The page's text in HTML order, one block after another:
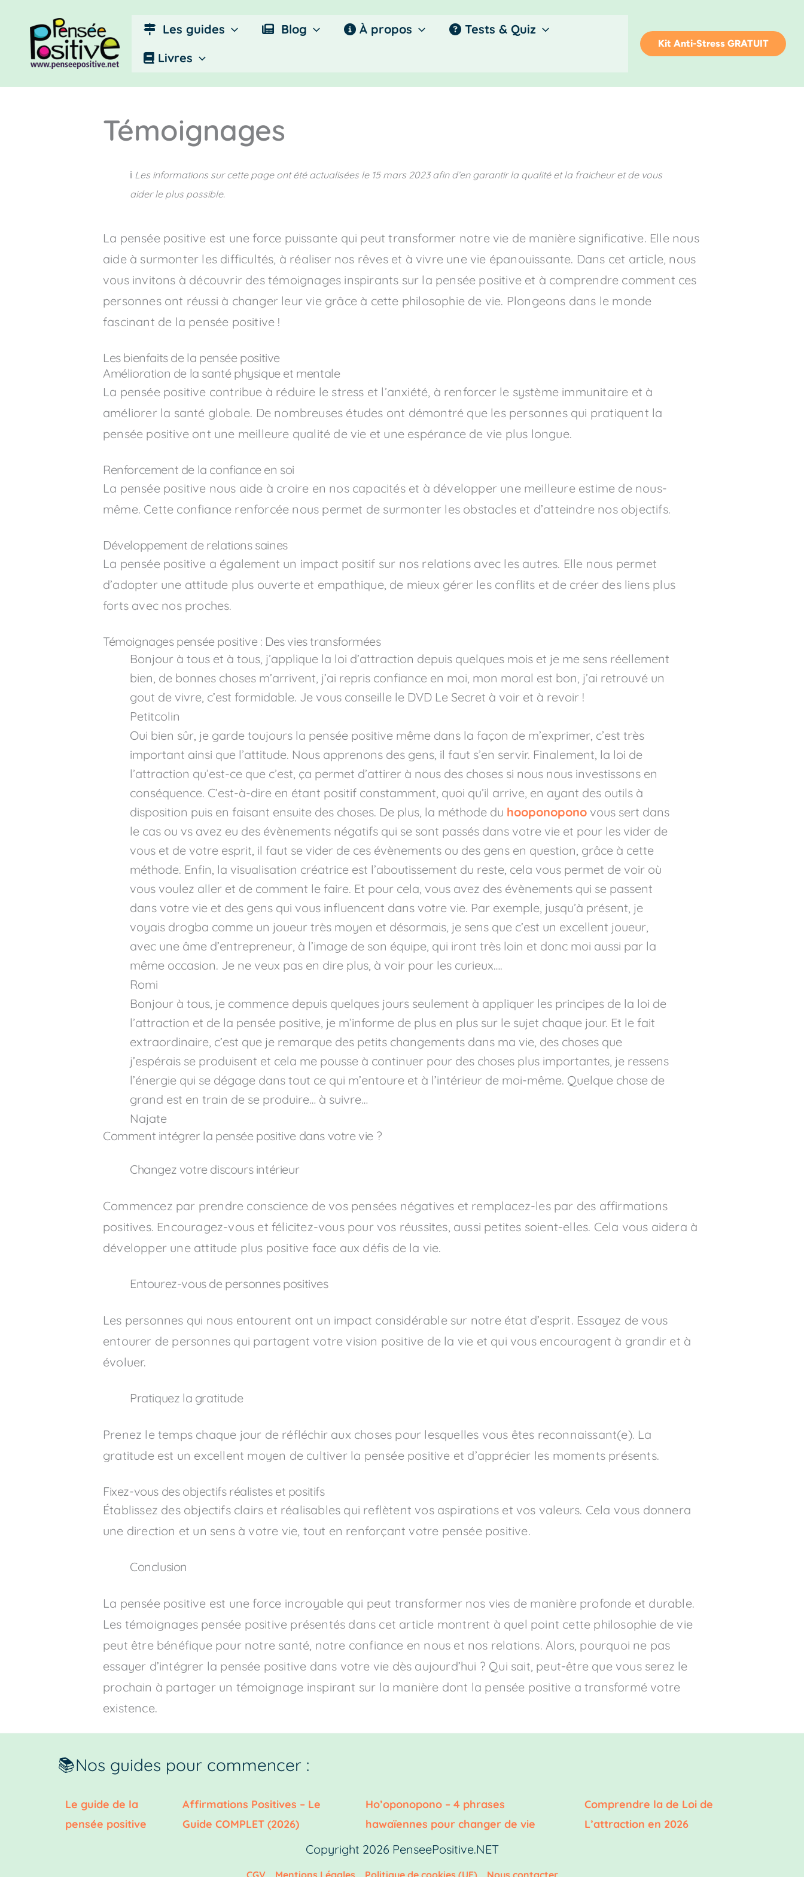
contenu
Les guides Blog À propos
Tests & Quiz
Livres
Kit Anti-Stress GRATUIT
Témoignages
ℹ️ Les informations sur cette page ont été actualisées le 15 mars 2023afin d’en garantir la qualité et la fraicheur et de vous
aider le plus possible.
La pensée positive est une force puissante qui peut transformer notre vie de manière significative. Elle nous
aide à surmonter les difficultés, à réaliser nos rêves et à vivre une vie épanouissante. Dans cet article, nous
vous invitons à découvrir des témoignages inspirants sur la pensée positive et à comprendre comment ces
personnes ont réussi à changer leur vie grâce à cette philosophie de vie. Plongeons dans le monde
fascinant de la pensée positive !
Les bienfaits de la pensée positive
Amélioration de la santé physique et mentale
La pensée positive contribue à réduire le stress et l’anxiété, à renforcer le système immunitaire et à
améliorer la santé globale. De nombreuses études ont démontré que les personnes qui pratiquent la
pensée positive ont une meilleure qualité de vie et une espérance de vie plus longue.
Renforcement de la confiance en soi
La pensée positive nous aide à croire en nos capacités et à développer une meilleure estime de nous-
même. Cette confiance renforcée nous permet de surmonter les obstacles et d’atteindre nos objectifs.
Développement de relations saines
La pensée positive a également un impact positif sur nos relations avec les autres. Elle nous permet
d’adopter une attitude plus ouverte et empathique, de mieux gérer les conflits et de créer des liens plus
forts avec nos proches.
Témoignages pensée positive : Des vies transformées
Bonjour à tous et à tous, j’applique la loi d’attraction depuis quelques mois et je me sens réellement
bien, de bonnes choses m’arrivent, j’ai repris confiance en moi, mon moral est bon, j’ai retrouvé un
gout de vivre, c’est formidable. Je vous conseille le DVD Le Secret à voir et à revoir !
Petitcolin
Oui bien sûr, je garde toujours la pensée positive même dans la façon de m’exprimer, c’est très
important ainsi que l’attitude. Nous apprenons des gens, il faut s’en servir. Finalement, la loi de
l’attraction qu’est-ce que c’est, ça permet d’attirer à nous des choses si nous nous investissons en
conséquence. C’est-à-dire en étant positif constamment, quoi qu’il arrive, en ayant des outils à
disposition puis en faisant ensuite des choses. De plus, la méthode du hooponopono vous sert dans
le cas ou vs avez eu des évènements négatifs qui se sont passés dans votre vie et pour les vider de
vous et de votre esprit, il faut se vider de ces évènements ou des gens en question, grâce à cette
méthode. Enfin, la visualisation créatrice est l’aboutissement du reste, cela vous permet de voir où
vous voulez aller et de comment le faire. Et pour cela, vous avez des évènements qui se passent
dans votre vie et des gens qui vous influencent dans votre vie. Par exemple, jusqu’à présent, je
voyais drogba comme un joueur très moyen et désormais, je sens que c’est un excellent joueur,
avec une âme d’entrepreneur, à l’image de son équipe, qui iront très loin et donc moi aussi par la
même occasion. Je ne veux pas en dire plus, à voir pour les curieux….
Romi
Bonjour à tous, je commence depuis quelques jours seulement à appliquer les principes de la loi de
l’attraction et de la pensée positive, je m’informe de plus en plus sur le sujet chaque jour. Et le fait
extraordinaire, c’est que je remarque des petits changements dans ma vie, des choses que
j’espérais se produisent et cela me pousse à continuer pour des choses plus importantes, je ressens
l’énergie qui se dégage dans tout ce qui m’entoure et à l’intérieur de moi-même. Quelque chose de
grand est en train de se produire… à suivre…
Najate
Comment intégrer la pensée positive dans votre vie ?
Changez votre discours intérieur
Commencez par prendre conscience de vos pensées négatives et remplacez-les par des affirmations
positives. Encouragez-vous et félicitez-vous pour vos réussites, aussi petites soient-elles. Cela vous aidera à
développer une attitude plus positive face aux défis de la vie.
Entourez-vous de personnes positives
Les personnes qui nous entourent ont un impact considérable sur notre état d’esprit. Essayez de vous
entourer de personnes qui partagent votre vision positive de la vie et qui vous encouragent à grandir et à
évoluer.
Pratiquez la gratitude
Prenez le temps chaque jour de réfléchir aux choses pour lesquelles vous êtes reconnaissant(e). La
gratitude est un excellent moyen de cultiver la pensée positive et d’apprécier les moments présents.
Fixez-vous des objectifs réalistes et positifs
Établissez des objectifs clairs et réalisables qui reflètent vos aspirations et vos valeurs. Cela vous donnera
une direction et un sens à votre vie, tout en renforçant votre pensée positive.
Conclusion
La pensée positive est une force incroyable qui peut transformer nos vies de manière profonde et durable.
Les témoignages pensée positive présentés dans cet article montrent à quel point cette philosophie de vie
peut être bénéfique pour notre santé, notre confiance en nous et nos relations. Alors, pourquoi ne pas
essayer d’intégrer la pensée positive dans votre vie dès aujourd’hui ? Qui sait, peut-être que vous serez le
prochain à partager un témoignage inspirant sur la manière dont la pensée positive a transformé votre
existence.
📚Nos guides pour commencer :
Le guide de la
pensée positive
Affirmations Positives – Le
Guide COMPLET (2026)
Ho’oponopono – 4 phrases
hawaïennes pour changer de vie
Comprendre la de Loi de
L’attraction en 2026
Copyright 2026 PenseePositive.NET
CGV Mentions Légales Politique de cookies (UE) Nous contacter